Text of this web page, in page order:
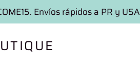
Envíos rápidos a PR y USA